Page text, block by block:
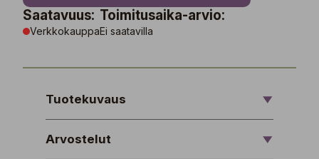
Saatavuus:
Verkkokauppa
Toimitusaika-arvio:
Ei saatavilla
Tuotekuvaus
Arvostelut